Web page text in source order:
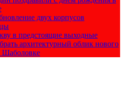
двух корпусов
в предстоящие выходные
архитектурный облик нового
Шаболовке